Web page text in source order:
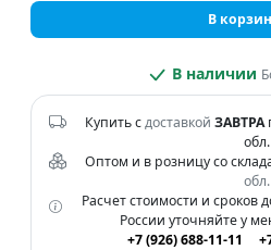
В
В наличии
Купить сдоставкой ЗАВТРА
обл.
Оптом и в розницу со
обл.
Расчет стоимости и сроков
России уточняйте у
+7 (926) 688-11-11